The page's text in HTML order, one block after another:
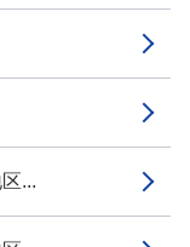
...